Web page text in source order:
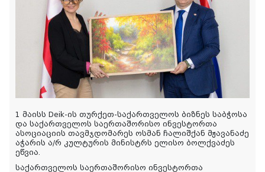
1 მაისს Deik-ის თურქეთ-საქართველოს ბიზნეს საბჭოსა
და საქართველოს საერთაშორისო ინვესტორთა
ასოციაციის თავმჯდომარეს ოსმან ჩალიშქან მჟავანაძე
აჭარის ა/რ კულტურის მინისტრს ელისო ბოლქვაძეს
ეწვია.
საქართველოს საერთაშორისო ინვესტორთა